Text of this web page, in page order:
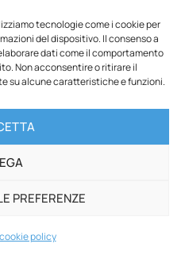
tecnologie come i cookie per
del dispositivo. Il consenso a
dati come il comportamento
Non acconsentire o ritirare il
su alcune caratteristiche e funzioni.
PREFERENZE
policy